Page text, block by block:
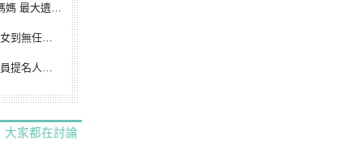
憾無緣大聯盟
判人生國際發光
名 將另提他人
大家都在討論